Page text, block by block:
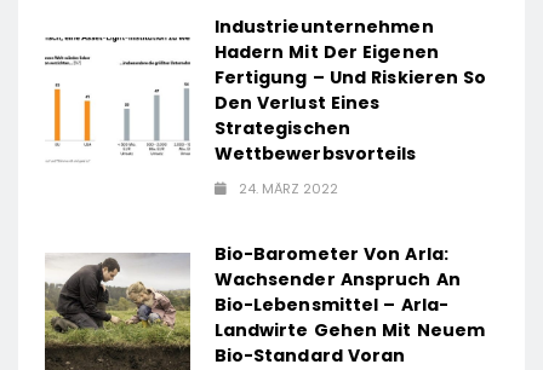
Industrieunternehmen
Hadern Mit Der Eigenen
Fertigung – Und Riskieren So
Den Verlust Eines
Strategischen
Wettbewerbsvorteils
24. MÄRZ 2022
Bio-Barometer Von Arla:
Wachsender Anspruch An
Bio-Lebensmittel – Arla-
Landwirte Gehen Mit Neuem
Bio-Standard Voran